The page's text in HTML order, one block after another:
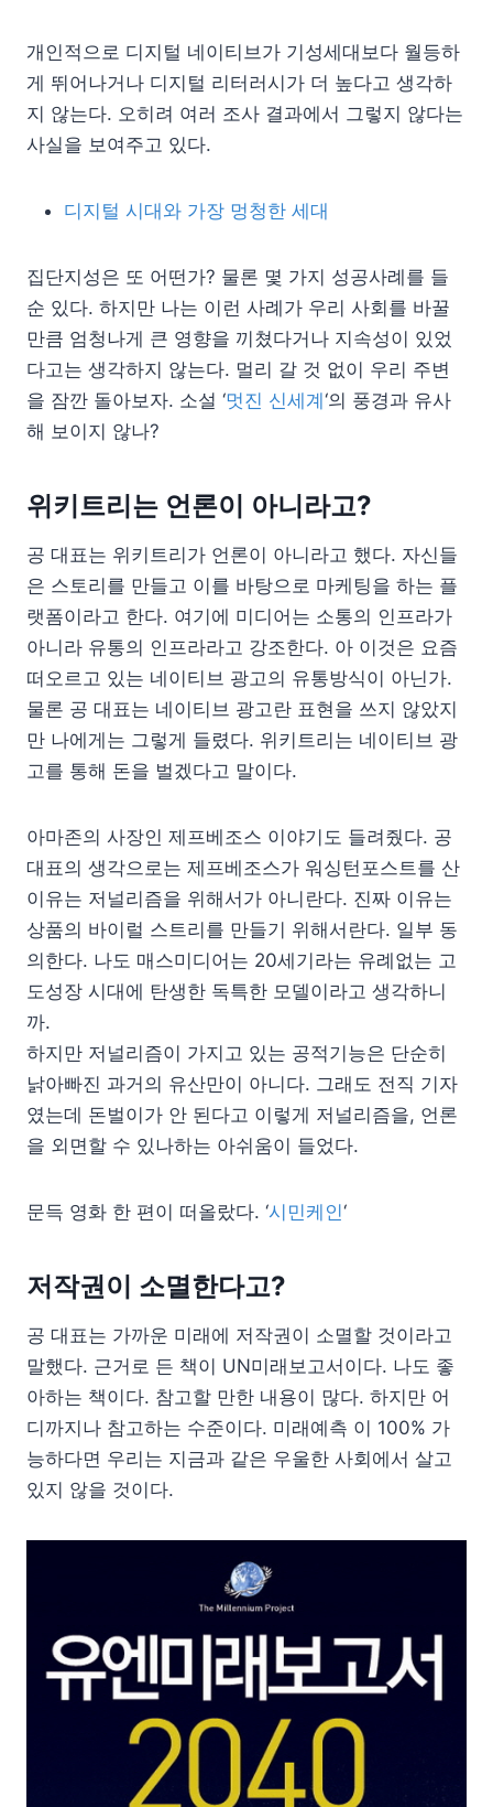
개인적으로 디지털 네이티브가 기성세대보다 월등하
게 뛰어나거나 디지털 리터러시가 더 높다고 생각하
지 않는다. 오히려 여러 조사 결과에서 그렇지 않다는
사실을 보여주고 있다.
디지털 시대와 가장 멍청한 세대
집단지성은 또 어떤가? 물론 몇 가지 성공사례를 들
순 있다. 하지만 나는 이런 사례가 우리 사회를 바꿀
만큼 엄청나게 큰 영향을 끼쳤다거나 지속성이 있었
다고는 생각하지 않는다. 멀리 갈 것 없이 우리 주변
을 잠깐 돌아보자. 소설 ‘멋진 신세계‘의 풍경과 유사
해 보이지 않나?
위키트리는 언론이 아니라고?
공 대표는 위키트리가 언론이 아니라고 했다. 자신들
은 스토리를 만들고 이를 바탕으로 마케팅을 하는 플
랫폼이라고 한다. 여기에 미디어는 소통의 인프라가
아니라 유통의 인프라라고 강조한다. 아 이것은 요즘
떠오르고 있는 네이티브 광고의 유통방식이 아닌가.
물론 공 대표는 네이티브 광고란 표현을 쓰지 않았지
만 나에게는 그렇게 들렸다. 위키트리는 네이티브 광
고를 통해 돈을 벌겠다고 말이다.
아마존의 사장인 제프베조스 이야기도 들려줬다. 공
대표의 생각으로는 제프베조스가 워싱턴포스트를 산
이유는 저널리즘을 위해서가 아니란다. 진짜 이유는
상품의 바이럴 스트리를 만들기 위해서란다. 일부 동
의한다. 나도 매스미디어는 20세기라는 유례없는 고
도성장 시대에 탄생한 독특한 모델이라고 생각하니
까.
하지만 저널리즘이 가지고 있는 공적기능은 단순히
낡아빠진 과거의 유산만이 아니다. 그래도 전직 기자
였는데 돈벌이가 안 된다고 이렇게 저널리즘을, 언론
을 외면할 수 있나하는 아쉬움이 들었다.
문득 영화 한 편이 떠올랐다. ‘시민케인‘
저작권이 소멸한다고?
공 대표는 가까운 미래에 저작권이 소멸할 것이라고
말했다. 근거로 든 책이 UN미래보고서이다. 나도 좋
아하는 책이다. 참고할 만한 내용이 많다. 하지만 어
디까지나 참고하는 수준이다. 미래예측 이 100% 가
능하다면 우리는 지금과 같은 우울한 사회에서 살고
있지 않을 것이다.